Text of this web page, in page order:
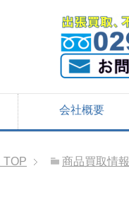
会社概要
TOP
商品買取情報